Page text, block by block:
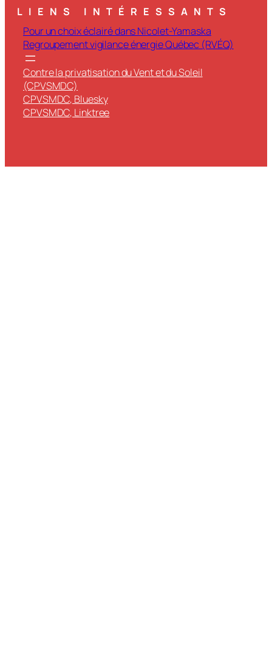
LIENS INTÉRESSANTS
Pour un choix éclairé dans Nicolet-Yamaska
Regroupement vigilance énergie Québec (RVÉQ)
Contre la privatisation du Vent et du Soleil
(CPVSMDC)
CPVSMDC, Bluesky
CPVSMDC, Linktree